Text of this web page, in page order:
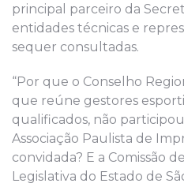
principal parceiro da
entidades técnicas e
sequer consultadas.
“Por que o Conselho
que reúne gestores
qualificados, não
Associação Paulista de
convidada? E a Comissão
Legislativa do Estado de